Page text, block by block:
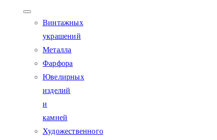
Винтажных
украшений
Металла
Фарфора
Ювелирных
изделий
и
камней
Художественного